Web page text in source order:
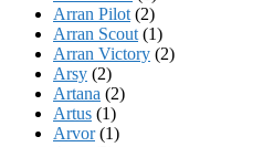
Arran Pilot (2)
Arran Scout (1)
Arran Victory (2)
Arsy (2)
Artana (2)
Artus (1)
Arvor(1)